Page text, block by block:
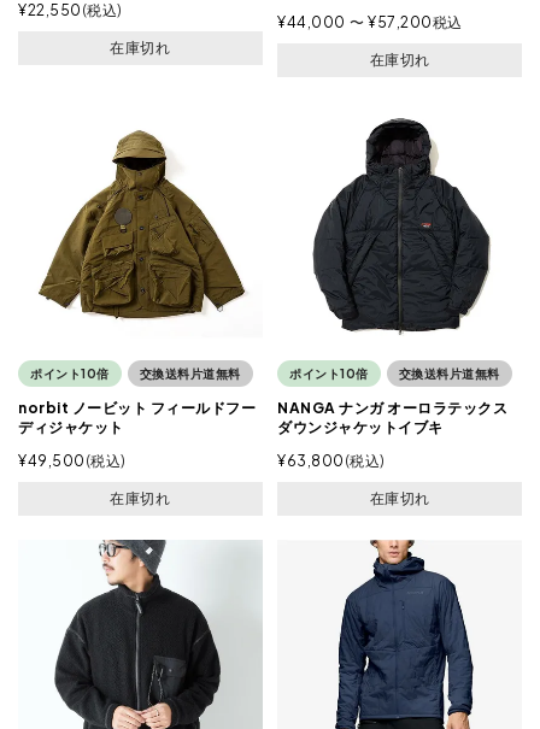
¥22,550 税込
在庫切れ
¥44,000 〜 ¥57,200税込
在庫切れ
ポイント10倍 交換送料片道無料
norbit ノービット フィールドフー
ディジャケット
¥49,500 税込
在庫切れ
ポイント10倍 交換送料片道無料
NANGA ナンガ オーロラテックス
ダウンジャケットイブキ
¥63,800 税込
在庫切れ